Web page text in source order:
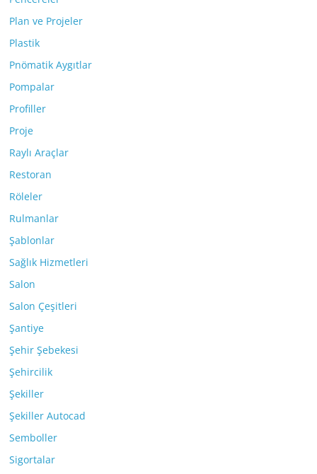
Plan ve Projeler
Plastik
Pnömatik Aygıtlar
Pompalar
Profiller
Proje
Raylı Araçlar
Restoran
Röleler
Rulmanlar
Şablonlar
Sağlık Hizmetleri
Salon
Salon Çeşitleri
Şantiye
Şehir Şebekesi
Şehircilik
Şekiller
Şekiller Autocad
Semboller
Sigortalar